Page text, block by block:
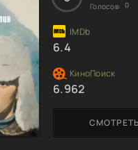
встречей?
Голосов: 0
6.4
6.962